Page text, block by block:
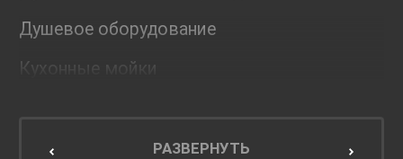
Душевое оборудование
Кухонные мойки
Мебель для кухниРАЗВЕРНУТЬ